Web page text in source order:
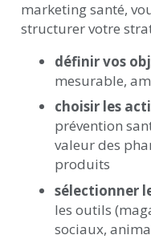
marketing santé,
structurer votre
définir vos
mesurable,
choisir les
prévention
valeur des
produits
sélectionner
les outils
sociaux,